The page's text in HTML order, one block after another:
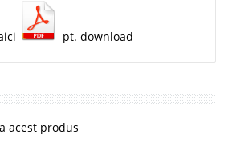
pt. download
acest produs